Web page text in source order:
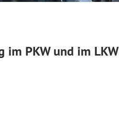
im PKW und im LKW